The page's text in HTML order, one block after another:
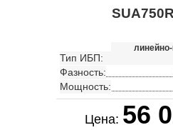
Тип ИБП:
Фазность:
Мощность:
Цена: 56